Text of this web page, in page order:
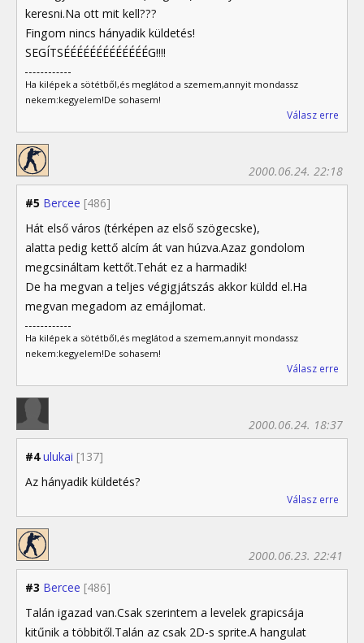
keresni.Na ott mit kell???
Fingom nincs hányadik küldetés!
SEGÍTSÉÉÉÉÉÉÉÉÉÉÉÉÉG!!!!
Ha kilépek a sötétből,és meglátod a szemem,annyit mondassz
nekem:kegyelem!De sohasem!
Válasz erre
#5 Bercee [486]
2000.06.24. 22:18
Hát első város (térképen az első szögecske),
alatta pedig kettő alcím át van húzva.Azaz gondolom
megcsináltam kettőt.Tehát ez a harmadik!
De ha megvan a teljes végigjátszás akkor küldd el.Ha
megvan megadom az emájlomat.
Ha kilépek a sötétből,és meglátod a szemem,annyit mondassz
nekem:kegyelem!De sohasem!
Válasz erre
#4 ulukai [137]
2000.06.24. 18:37
Az hányadik küldetés?
Válasz erre
#3 Bercee [486]
2000.06.23. 22:41
Talán igazad van.Csak szerintem a levelek grapicsája
kitűnik a többitől.Talán az csak 2D-s sprite.A hangulat